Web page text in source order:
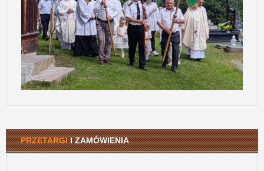
PRZETARGII ZAMÓWIENIA